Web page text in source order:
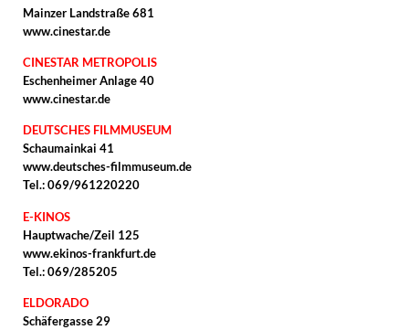
Mainzer Landstraße 681
www.cinestar.de
CINESTAR METROPOLIS
Eschenheimer Anlage 40
www.cinestar.de
DEUTSCHES FILMMUSEUM
Schaumainkai 41
www.deutsches-filmmuseum.de
Tel.: 069/961220220
E-KINOS
Hauptwache/Zeil 125
www.ekinos-frankfurt.de
Tel.: 069/285205
ELDORADO
Schäfergasse 29